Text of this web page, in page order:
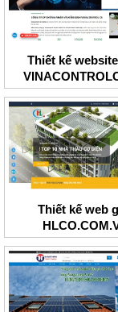
Thiết kế
Thiết kế web